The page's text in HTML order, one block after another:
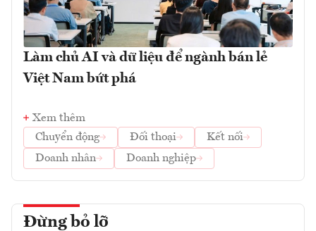
Làm chủ AI và dữ liệu để ngành bán lẻ
Việt Nam bứt phá
Xem thêm
Chuyển động
Đối thoại
Kết nối
Doanh nhân
Doanh nghiệp
Đừng bỏ lỡ